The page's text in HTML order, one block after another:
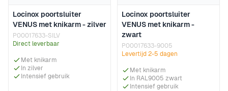
Locinox poortsluiter
VENUS met knikarm - zilver
P00017633-SILV
Direct leverbaar
Met knikarm
In zilver
Intensief gebruik
Locinox poortsluiter
VENUS met knikarm -
zwart
P00017633-9005
Levertijd 2-5 dagen
Met knikarm
In RAL9005 zwart
Intensief gebruik